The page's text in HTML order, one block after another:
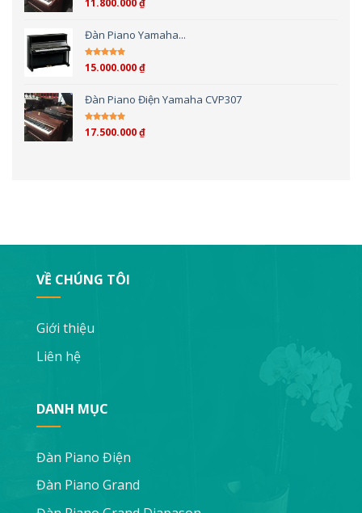
Được xếp hạng
11.800.000₫
Đàn Piano Yamaha...
Được xếp hạng
15.000.000₫
Đàn Piano Điện Yamaha CVP307
Được xếp hạng
17.500.000₫
VỀ CHÚNG TÔI
Giới thiệu
Liên hệ
DANH MỤC
Đàn Piano Điện
Đàn Piano Grand